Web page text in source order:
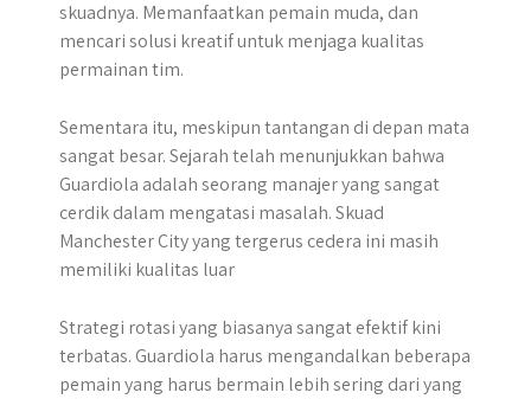
skuadnya. Memanfaatkan pemain muda, dan
mencari solusi kreatif untuk menjaga kualitas
permainan tim.
Sementara itu, meskipun tantangan di depan mata
sangat besar. Sejarah telah menunjukkan bahwa
Guardiola adalah seorang manajer yang sangat
cerdik dalam mengatasi masalah. Skuad
Manchester City yang tergerus cedera ini masih
memiliki kualitas luar
Strategi rotasi yang biasanya sangat efektif kini
terbatas. Guardiola harus mengandalkan beberapa
pemain yang harus bermain lebih sering dari yang